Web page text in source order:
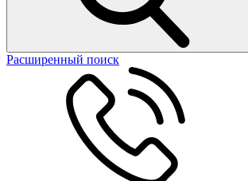
Расширенный поиск